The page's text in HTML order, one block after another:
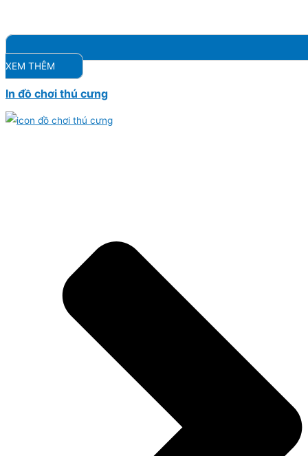
XEM THÊM
In đồ chơi thú cưng